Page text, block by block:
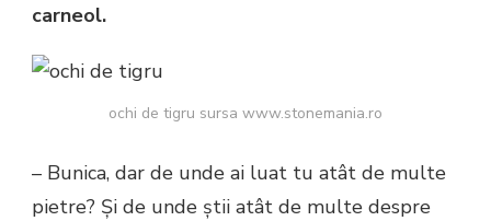
carneol.
ochi de tigru sursa www.stonemania.ro
– Bunica, dar de unde ai luat tu atât de multe
pietre? Și de unde știi atât de multe despre